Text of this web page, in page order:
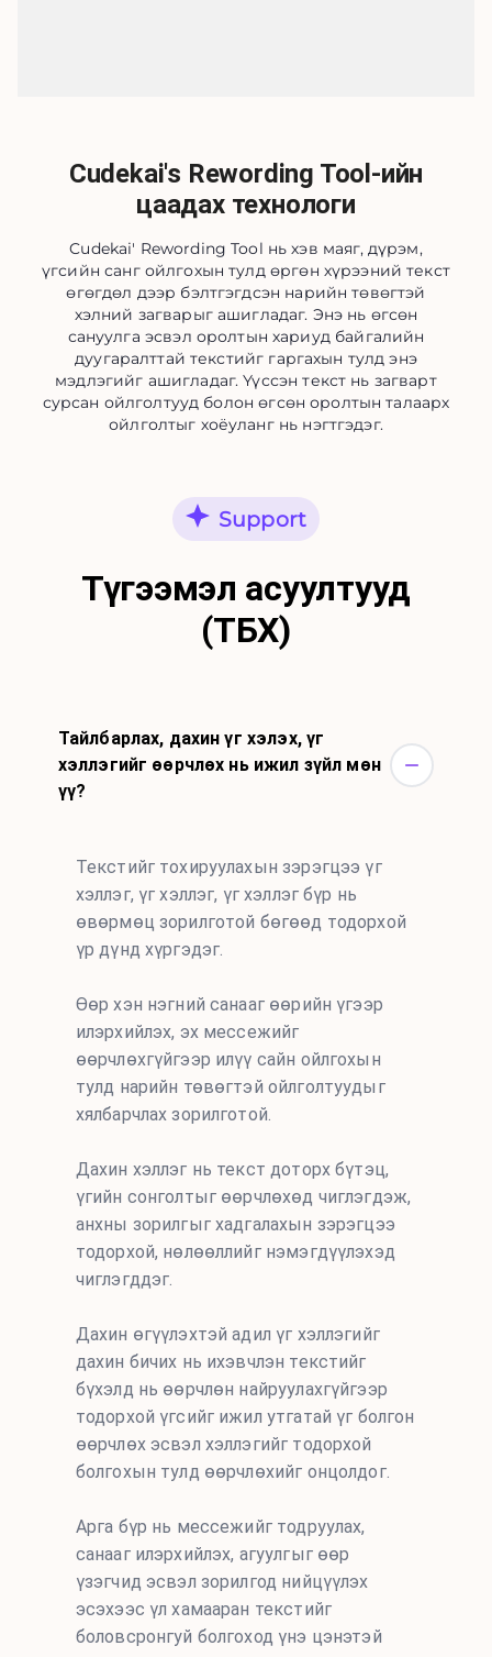
Cudekai's Rewording Tool-ийн
цаадах технологи
Cudekai' Rewording Tool нь хэв маяг, дүрэм,
үгсийн санг ойлгохын тулд өргөн хүрээний текст
өгөгдөл дээр бэлтгэгдсэн нарийн төвөгтэй
хэлний загварыг ашигладаг. Энэ нь өгсөн
сануулга эсвэл оролтын хариуд байгалийн
дуугаралттай текстийг гаргахын тулд энэ
мэдлэгийг ашигладаг. Үүссэн текст нь загварт
сурсан ойлголтууд болон өгсөн оролтын талаарх
ойлголтыг хоёуланг нь нэгтгэдэг.
Support
Түгээмэл асуултууд
(ТБХ)
Тайлбарлах, дахин үг хэлэх, үг
хэллэгийг өөрчлөх нь ижил зүйл мөн
үү?
Текстийг тохируулахын зэрэгцээ үг
хэллэг, үг хэллэг, үг хэллэг бүр нь
өвөрмөц зорилготой бөгөөд тодорхой
үр дүнд хүргэдэг.
Өөр хэн нэгний санааг өөрийн үгээр
илэрхийлэх, эх мессежийг
өөрчлөхгүйгээр илүү сайн ойлгохын
тулд нарийн төвөгтэй ойлголтуудыг
хялбарчлах зорилготой.
Дахин хэллэг нь текст доторх бүтэц,
үгийн сонголтыг өөрчлөхөд чиглэгдэж,
анхны зорилгыг хадгалахын зэрэгцээ
тодорхой, нөлөөллийг нэмэгдүүлэхэд
чиглэгддэг.
Дахин өгүүлэхтэй адил үг хэллэгийг
дахин бичих нь ихэвчлэн текстийг
бүхэлд нь өөрчлөн найруулахгүйгээр
тодорхой үгсийг ижил утгатай үг болгон
өөрчлөх эсвэл хэллэгийг тодорхой
болгохын тулд өөрчлөхийг онцолдог.
Арга бүр нь мессежийг тодруулах,
санааг илэрхийлэх, агуулгыг өөр
үзэгчид эсвэл зорилгод нийцүүлэх
эсэхээс үл хамааран текстийг
боловсронгуй болгоход үнэ цэнэтэй